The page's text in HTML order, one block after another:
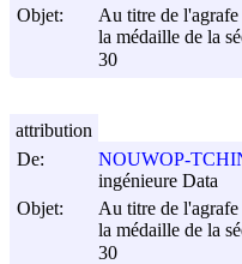
Objet:
Au titre de
la médaille de la
30
De:
NOUWOP-
ingénieure Data
Objet:
Au titre de
la médaille de la
30
attribution